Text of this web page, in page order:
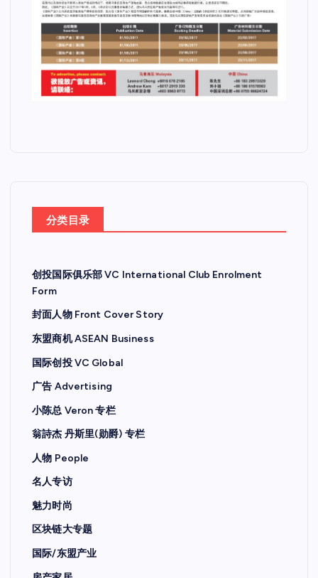
分类目录
创投国际俱乐部 VC International Club Enrolment
Form
封面人物 Front Cover Story
东盟商机 ASEAN Business
国际创投 VC Global
广告 Advertising
小陈总 Veron 专栏
翁詩杰 丹斯里(勋爵) 专栏
人物 People
名人专访
魅力时尚
区块链大专题
国际/东盟产业